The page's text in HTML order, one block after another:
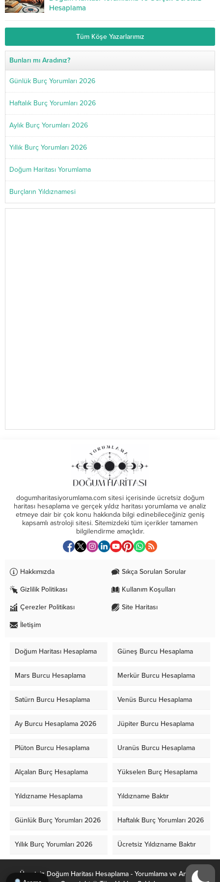
Hesaplama
Tüm Köşe Yazarlarımız
Bunları mı Aradınız?
Günlük Burç Yorumları 2026
Haftalık Burç Yorumları 2026
Aylık Burç Yorumları 2026
Yıllık Burç Yorumları 2026
Doğum Haritası Yorumlama
Burçların Yıldıznamesi
dogumharitasiyorumlama.com sitesi içerisinde ücretsiz doğum
haritası hesaplama ve gerçek yıldız haritası yorumlama ve analiz
etmeye dair bir çok konu hakkında bilgi edinebileceğiniz geniş
kapsamlı astroloji sitesi. Sitemizdeki tüm içerikler tamamen
bilgilendirme amaçlıdır.
Hakkımızda Sıkça Sorulan Sorular
Gizlilik Politikası Kullanım Koşulları
Çerezler Politikası Site Haritası
İletişim
Doğum Haritası Hesaplama Güneş Burcu Hesaplama
Mars Burcu Hesaplama Merkür Burcu Hesaplama
Satürn Burcu Hesaplama Venüs Burcu Hesaplama
Ay Burcu Hesaplama 2026 Jüpiter Burcu Hesaplama
Plüton Burcu Hesaplama Uranüs Burcu Hesaplama
Alçalan Burç Hesaplama Yükselen Burç Hesaplama
Yıldızname Hesaplama Yıldızname Baktır
Günlük Burç Yorumları 2026 Haftalık Burç Yorumları 2026
Yıllık Burç Yorumları 2026 Ücretsiz Yıldızname Baktır
Ücretsiz Doğum Haritası Hesaplama - Yorumlama ve Analiz -